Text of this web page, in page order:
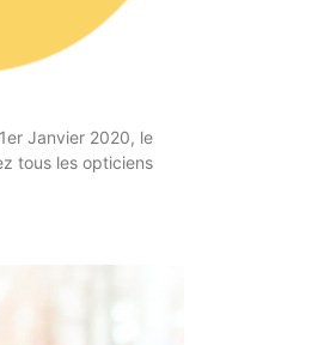
Janvier 2020, le
tous les opticiens